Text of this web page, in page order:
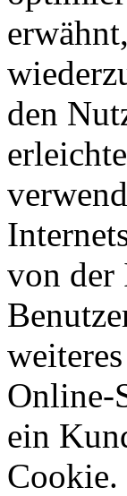
den
von der
Online-
ein
Cookie.